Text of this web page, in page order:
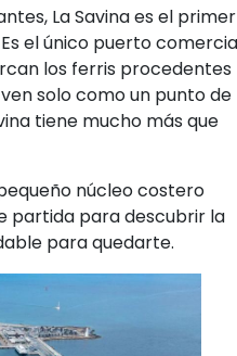
La Savina es el primer
el único puerto
los ferris procedentes
solo como un punto de
tiene mucho más que
núcleo costero
partida para descubrir la
para quedarte.